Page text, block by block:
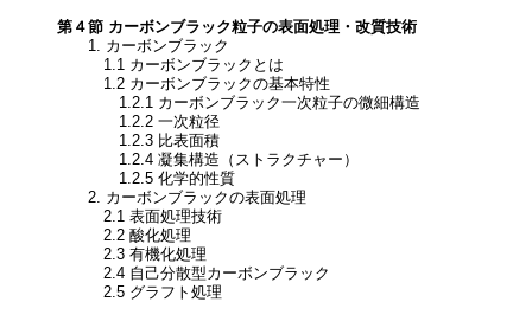
第４節 カーボンブラック粒子の表面処理・改質技術
1. カーボンブラック
1.1 カーボンブラックとは
1.2 カーボンブラックの基本特性
1.2.1 カーボンブラック一次粒子の微細構造
1.2.2 一次粒径
1.2.3 比表面積
1.2.4 凝集構造（ストラクチャー）
1.2.5 化学的性質
2. カーボンブラックの表面処理
2.1 表面処理技術
2.2 酸化処理
2.3 有機化処理
2.4 自己分散型カーボンブラック
2.5 グラフト処理